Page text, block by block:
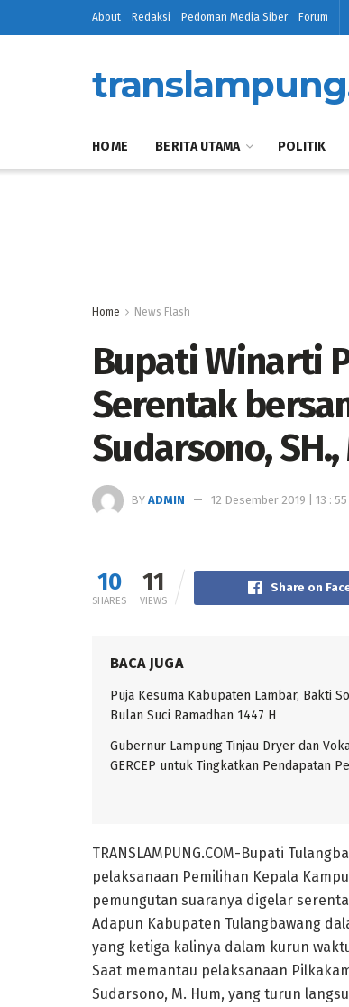
About Redaksi Pedoman Media Siber Forum
HOME BERITA UTAMA POLITIK
Home News Flash
Bupati Winarti
Serentak
Sudarsono,
BY ADMIN 12 Desember 2019 | 13 : 55
10
SHARES
11
VIEWS
Share on
BACA JUGA
Puja Kesuma Kabupaten Lambar, Bakti
Bulan Suci Ramadhan 1447 H
Gubernur Lampung Tinjau Dryer dan
GERCEP untuk Tingkatkan Pendapatan
TRANSLAMPUNG.COM-Bupati
pelaksanaan Pemilihan Kepala
pemungutan suaranya digelar
Adapun Kabupaten Tulangbawang
yang ketiga kalinya dalam kurun
Saat memantau pelaksanaan
Sudarsono, M. Hum, yang turun